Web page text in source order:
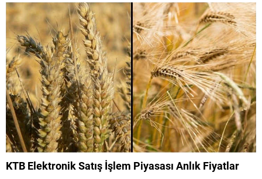
KTB Elektronik Satış İşlem Piyasası Anlık Fiyatlar